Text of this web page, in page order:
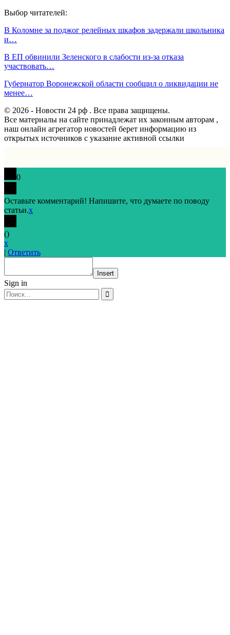
Выбор читателей:
В Коломне за поджог релейных шкафов задержали школьника
и…
В ЕП обвинили Зеленского в слабости из-за отказа
участвовать…
Губернатор Воронежской области сообщил о ликвидации не
менее…
© 2026 - Новости 24 рф . Все права защищены.
Все материалы на сайте принадлежат их законным авторам ,
наш онлайн агрегатор новостей берет информацию из
открытых источников с указание активной ссылки
0
Оставьте комментарий! Напишите, что думаете по поводу
статьи.x
()
x
| Ответить
Insert
Sign in